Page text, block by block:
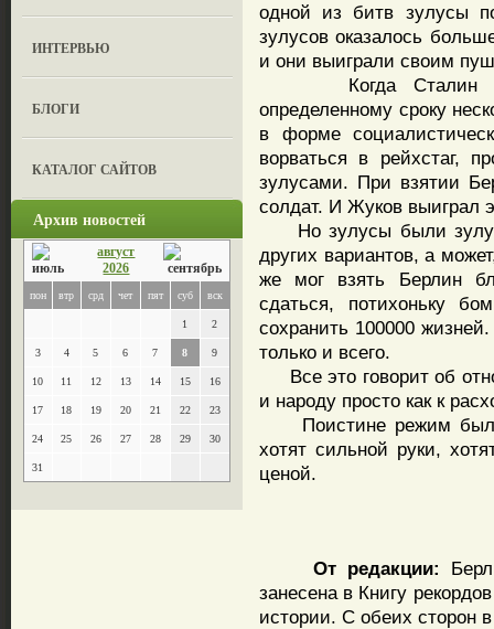
ИНТЕРВЬЮ
БЛОГИ
КАТАЛОГ САЙТОВ
Архив новостей
август
2026
пон втр срд чет пят суб вск
1 2
3 4 5 6 7 8 9
10 11 12 13 14 15 16
17 18 19 20 21 22 23
24 25 26 27 28 29 30
31
одной из битв зулусы
зулусов оказалось
и они выиграли своим
Когда Сталин
определенному сроку
в форме
ворваться в рейхстаг,
зулусами. При взятии
солдат. И Жуков выиграл
Но зулусы были
других вариантов, а
же мог взять Берлин
сдаться, потихоньку
сохранить 100000
только и всего.
Все это говорит об
и народу просто как к
Поистине режим был
хотят сильной руки,
ценой.
От редакции:
занесена в Книгу
истории. С обеих сторон